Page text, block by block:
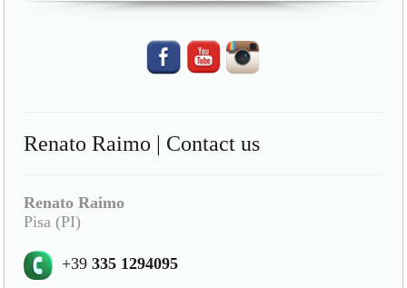
Renato Raimo | Contact us
Renato Raimo
Pisa (PI)
+39335 1294095